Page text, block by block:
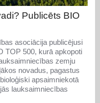
Publicēts BIO
asociācija publicējusi
TOP 500, kurā apkopoti
zemju
novadus, pagastus
apsaimniekotā
lauksaimniecības